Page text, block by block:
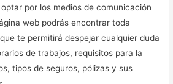
por los medios de comunicación
web podrás encontrar toda
te permitirá despejar cualquier duda
de trabajos, requisitos para la
tipos de seguros, pólizas y sus